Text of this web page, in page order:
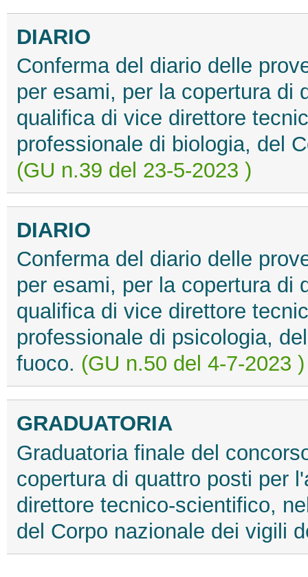
DIARIO
Conferma del diario delle
per esami, per la copertura di
qualifica di vice direttore
professionale di biologia, del
(GU n.39 del 23-5-2023 )
DIARIO
Conferma del diario delle
per esami, per la copertura di
qualifica di vice direttore
professionale di psicologia,
fuoco. (GU n.50 del 4-7-2023 )
GRADUATORIA
Graduatoria finale del
copertura di quattro posti per
direttore tecnico-scientifico,
del Corpo nazionale dei vigili